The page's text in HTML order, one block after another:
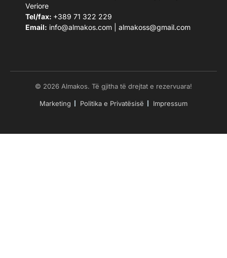
Veriore
Tel/fax: +389 71 322 229
Email: info@almakos.com almakoss@gmail.com
© 2026 Almakos. Të gjitha të drejtat e rezervuara!
Marketing Politika e Privatësisë Impressum